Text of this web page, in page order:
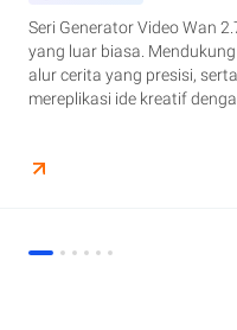
Seri Generator Video Wan
yang luar biasa.
alur cerita yang presisi,
mereplikasi ide kreatif